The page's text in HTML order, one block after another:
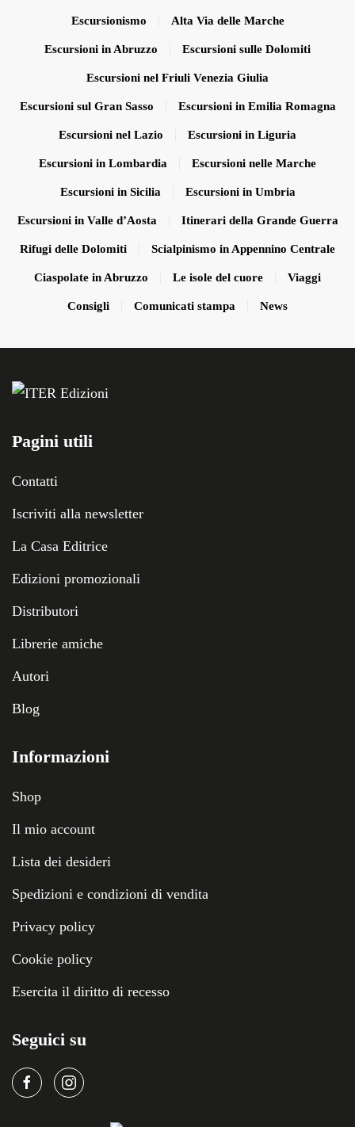
Escursionismo Alta Via delle Marche
Escursioni in Abruzzo Escursioni sulle Dolomiti
Escursioni nel Friuli Venezia Giulia
Escursioni sul Gran Sasso Escursioni in Emilia Romagna
Escursioni nel Lazio Escursioni in Liguria
Escursioni in Lombardia Escursioni nelle Marche
Escursioni in Sicilia Escursioni in Umbria
Escursioni in Valle d’Aosta Itinerari della Grande Guerra
Rifugi delle Dolomiti Scialpinismo in Appennino Centrale
Ciaspolate in Abruzzo Le isole del cuore Viaggi
Consigli Comunicati stampa News
Pagini utili
Contatti
Iscriviti alla newsletter
La Casa Editrice
Edizioni promozionali
Distributori
Librerie amiche
Autori
Blog
Informazioni
Shop
Il mio account
Lista dei desideri
Spedizioni e condizioni di vendita
Privacy policy
Cookie policy
Esercita il diritto di recesso
Seguici su